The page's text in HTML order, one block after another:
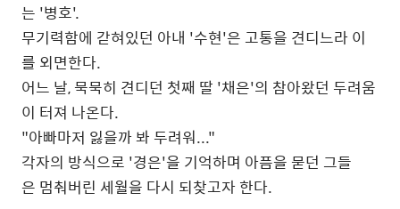
는 '병호'.
무기력함에 갇혀있던 아내 '수현'은 고통을 견디느라 이
를 외면한다.
어느 날, 묵묵히 견디던 첫째 딸 '채은'의 참아왔던 두려움
이 터져 나온다.
"아빠마저 잃을까 봐 두려워..."
각자의 방식으로 '경은'을 기억하며 아픔을 묻던 그들
은 멈춰버린 세월을 다시 되찾고자 한다.